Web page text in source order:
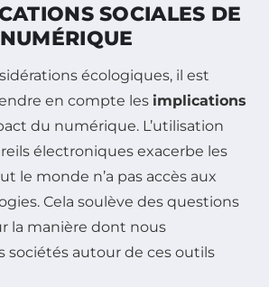
SOCIALES DE
écologiques, il est
en compte les implications
du numérique. L’utilisation
électroniques exacerbe les
le monde n’a pas accès aux
Cela soulève des questions
la manière dont nous
sociétés autour de ces outils